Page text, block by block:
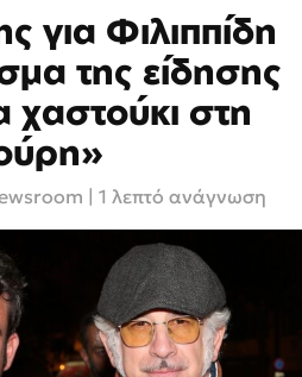
για Φιλιππίδη
της είδησης
στη
| 1 λεπτό ανάγνωση